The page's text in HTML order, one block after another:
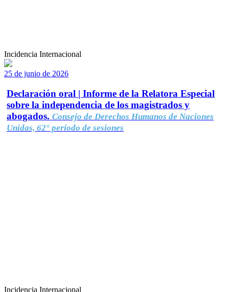
Incidencia Internacional
25 de junio de 2026
Declaración oral | Informe de la Relatora Especial
sobre la independencia de los magistrados y
abogados. Consejo de Derechos Humanos de Naciones
Unidas, 62° período de sesiones
Incidencia Internacional